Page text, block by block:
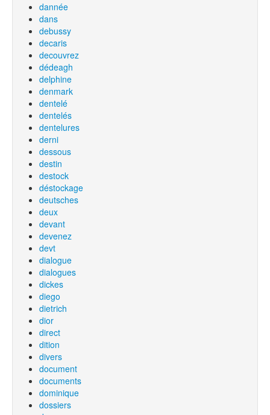
dannée
dans
debussy
decaris
decouvrez
dédeagh
delphine
denmark
dentelé
dentelés
dentelures
derni
dessous
destin
destock
déstockage
deutsches
deux
devant
devenez
devt
dialogue
dialogues
dickes
diego
dietrich
dior
direct
dition
divers
document
documents
dominique
dossiers